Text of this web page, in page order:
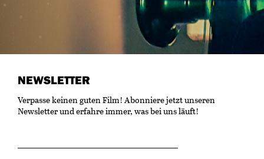
NEWSLETTER
Verpasse keinen guten Film! Abonniere jetzt unseren
Newsletter und erfahre immer, was bei uns läuft!